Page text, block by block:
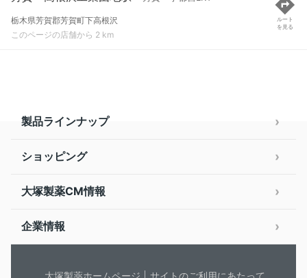
栃木県芳賀郡芳賀町下高根沢
このページの店舗から 2 km
ルート
を見る
製品ラインナップ
ショッピング
大塚製薬CM情報
企業情報